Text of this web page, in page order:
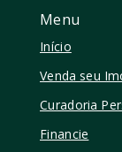
Menu
Início
Venda seu
Curadoria
Financie